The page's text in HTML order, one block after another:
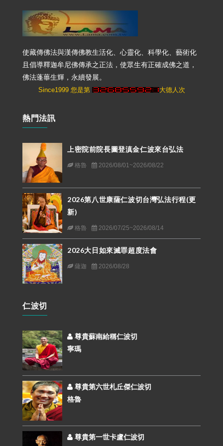
使藏傳佛法與漢傳佛教生活化、心靈化、科學化、藝術化
且倡導釋迦牟尼佛傳承之正法，使眾生有正確成佛之道，
佛法蓬蓽生輝，永續發展。
Since1999 您是第 大德人次
熱門法訊
上密院前院長圖登滇金仁波來台弘法
格魯 2026/08/01~2026/08/22
2026第八世康薩仁波切台灣弘法行程(更
新)
格魯 2026/07/25~2026/08/14
2026大日如來滅罪超度法會
薩迦 2026/08/28
仁波切
尊貴蘇南給稱仁波切
寧瑪
尊貴第六世札丘傑仁波切
格魯
尊貴第一世卡盧仁波切